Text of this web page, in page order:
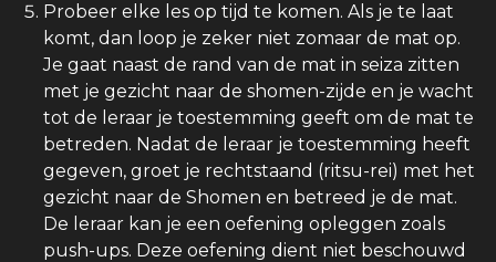
Probeer elke les op tijd te komen. Als je te laat
komt, dan loop je zeker niet zomaar de mat op.
Je gaat naast de rand van de mat in seiza zitten
met je gezicht naar de shomen-zijde en je wacht
tot de leraar je toestemming geeft om de mat te
betreden. Nadat de leraar je toestemming heeft
gegeven, groet je rechtstaand (ritsu-rei) met het
gezicht naar de Shomen en betreed je de mat.
De leraar kan je een oefening opleggen zoals
push-ups. Deze oefening dient niet beschouwd